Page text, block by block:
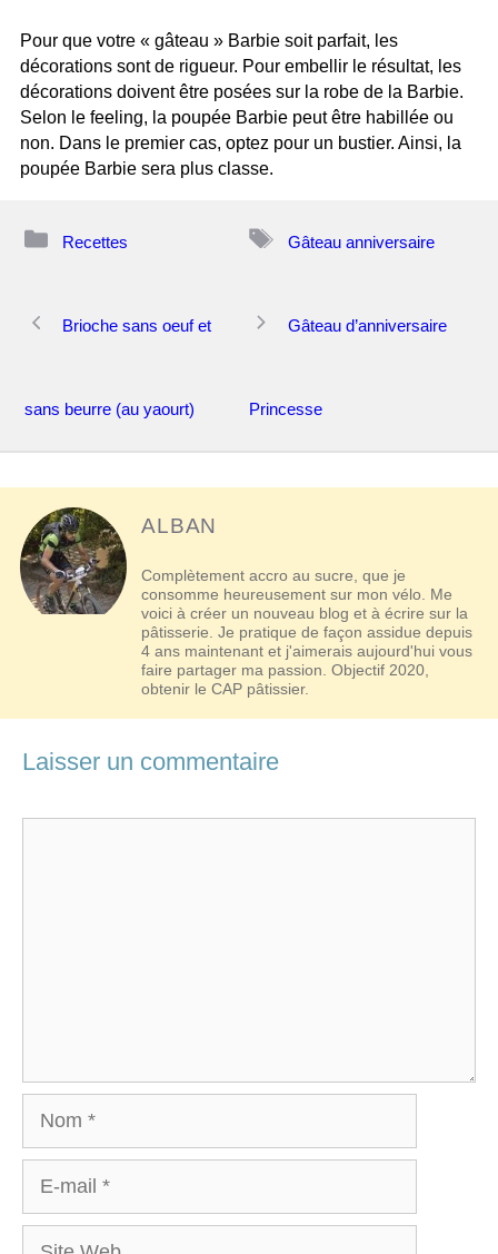
Pour que votre « gâteau » Barbie soit parfait, les
décorations sont de rigueur. Pour embellir le résultat, les
décorations doivent être posées sur la robe de la Barbie.
Selon le feeling, la poupée Barbie peut être habillée ou
non. Dans le premier cas, optez pour un bustier. Ainsi, la
poupée Barbie sera plus classe.
Recettes Gâteau anniversaire
des
Brioche sans oeuf et
sans beurre (au yaourt)
Gâteau d’anniversaire
Princesse
ALBAN
Complètement accro au sucre, que je
consomme heureusement sur mon vélo. Me
voici à créer un nouveau blog et à écrire sur la
pâtisserie. Je pratique de façon assidue depuis
4 ans maintenant et j'aimerais aujourd'hui vous
faire partager ma passion. Objectif 2020,
obtenir le CAP pâtissier.
Laisser un commentaire
Nom
mail
Site